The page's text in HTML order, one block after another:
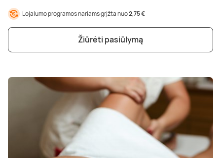
Lojalumo programos nariams grįžta nuo2,75 €
Žiūrėti pasiūlymą